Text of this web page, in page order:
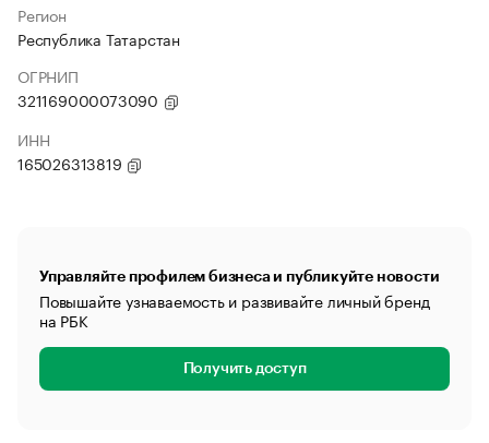
Регион
Республика Татарстан
ОГРНИП
321169000073090
ИНН
165026313819
Управляйте профилем бизнеса и публикуйте новости
Повышайте узнаваемость и развивайте личный бренд
на РБК
Получить доступ